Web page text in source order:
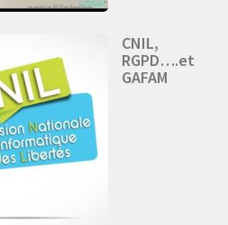
CNIL,
RGPD….et
GAFAM